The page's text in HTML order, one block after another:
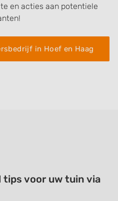
en acties aan potentiele
in Hoef en Haag
tips voor uw tuin via